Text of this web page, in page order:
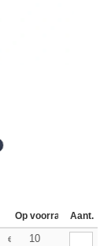
288 + Meer
Op voorraadAant.
€ 36.76
10